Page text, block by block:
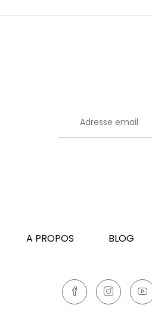
A PROPOS BLOG